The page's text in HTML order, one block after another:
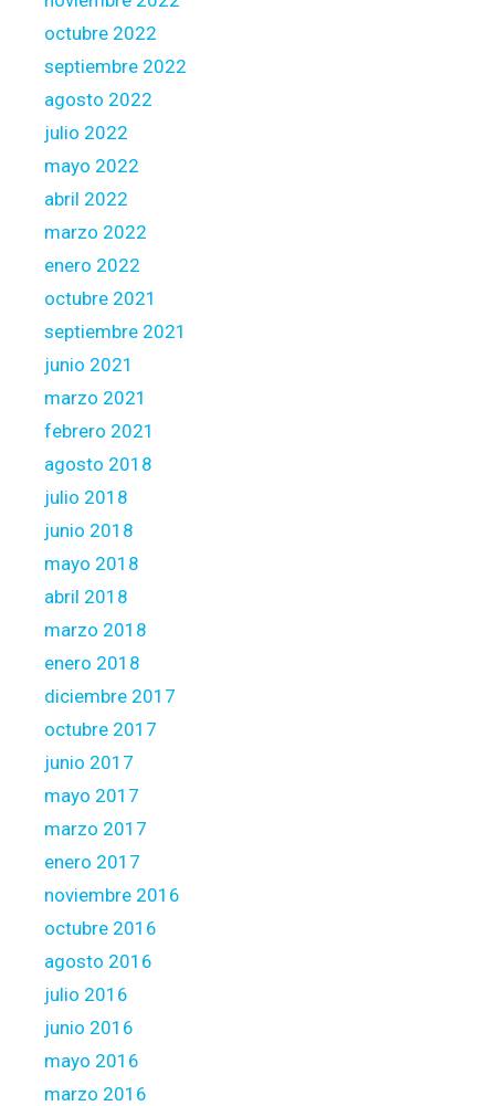
i
r
e
d
r
a
t
e
i
n
a
n
i
n
g
,
o
r
n
i
g
s
t
a
r
e
v
e
l
s
octubre 2022
septiembre 2022
agosto 2022
julio 2022
mayo 2022
abril 2022
marzo 2022
enero 2022
octubre 2021
septiembre 2021
junio 2021
marzo 2021
febrero 2021
agosto 2018
julio 2018
junio 2018
mayo 2018
abril 2018
marzo 2018
enero 2018
diciembre 2017
octubre 2017
junio 2017
mayo 2017
marzo 2017
enero 2017
noviembre 2016
octubre 2016
agosto 2016
julio 2016
junio 2016
mayo 2016
marzo 2016